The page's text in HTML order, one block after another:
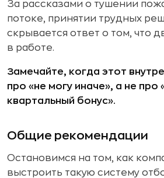
За рассказами о тушении
потоке, принятии трудных
скрывается ответ о том, что
в работе.
Замечайте, когда этот
про «не могу иначе», а не про
квартальный бонус».
Общие рекомендации
Остановимся на том, как
выстроить такую систему